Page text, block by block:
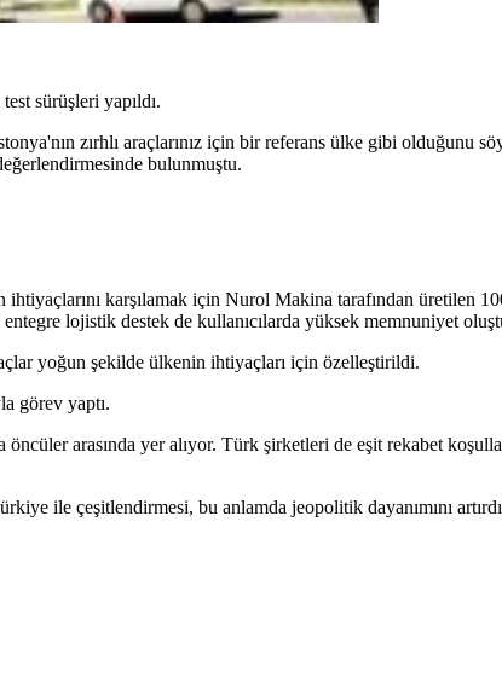
sürüşleri yapıldı.
zırhlı araçlarınız için bir referans ülke gibi olduğunu
bulunmuştu.
karşılamak için Nurol Makina tarafından üretilen
lojistik destek de kullanıcılarda yüksek memnuniyet
yoğun şekilde ülkenin ihtiyaçları için özelleştirildi.
görev yaptı.
arasında yer alıyor. Türk şirketleri de eşit rekabet
ile çeşitlendirmesi, bu anlamda jeopolitik dayanımını